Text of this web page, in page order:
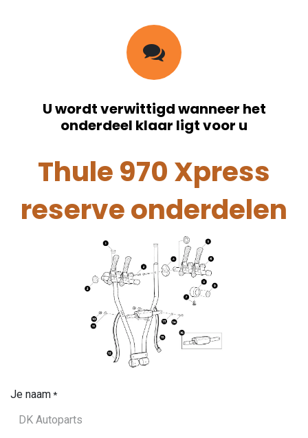
U wordt verwittigd wanneer het
onderdeel klaar ligt voor u
Thule 970 Xpress
reserve onderdelen
Je naam*